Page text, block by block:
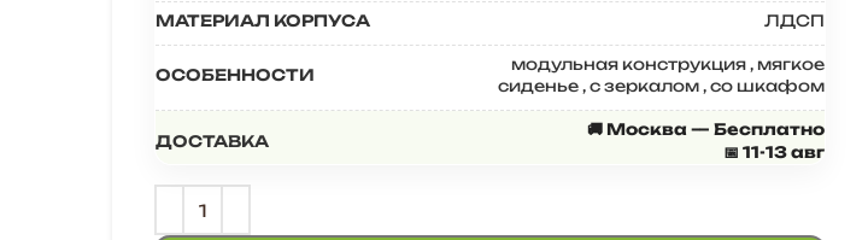
МАТЕРИАЛ КОРПУСА ЛДСП
ОСОБЕННОСТИ
модульная конструкция, мягкое
сиденье,с зеркалом,со шкафом
ДОСТАВКА
🚚 Москва — Бесплатно
📅 11-13 авг